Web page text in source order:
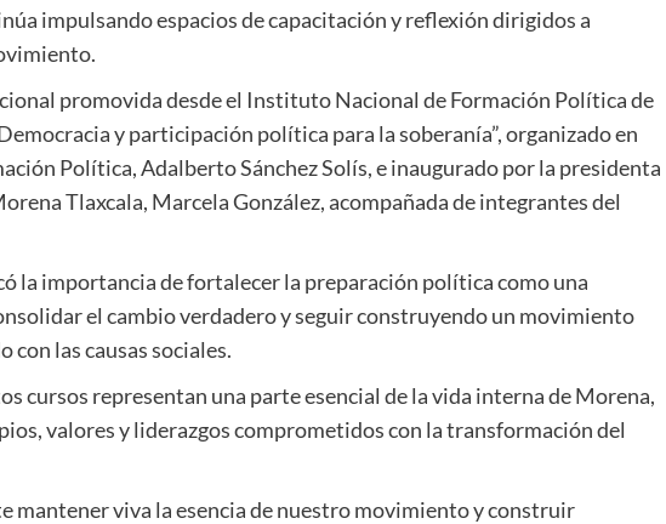
impulsando espacios de capacitación y reflexión dirigidos a
promovida desde el Instituto Nacional de Formación Política de
y participación política para la soberanía”, organizado en
Política, Adalberto Sánchez Solís, e inaugurado por la presidenta
Tlaxcala, Marcela González, acompañada de integrantes del
la importancia de fortalecer la preparación política como una
el cambio verdadero y seguir construyendo un movimiento
las causas sociales.
cursos representan una parte esencial de la vida interna de Morena,
valores y liderazgos comprometidos con la transformación del
mantener viva la esencia de nuestro movimiento y construir